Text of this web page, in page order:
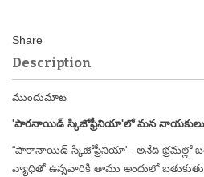
Description
ముందుమాట
'పారనాయిడ్ స్కిజోఫ్రీనియా'లో మన నాయకులు
“పారానాయిడ్ స్కిజోఫ్రీనియా' - అనేది భ్రమల్లో
వ్యాధితో ఉన్నవారికి తాము అందులో